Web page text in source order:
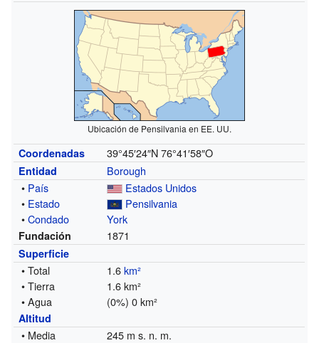
Ubicación de Pensilvania en EE. UU.
Coordenadas 39°45′24″N 76°41′58″O
Entidad
Borough
• País
Estados Unidos
• Estado
Pensilvania
•Condado York
Fundación 1871
Superficie
• Total 1.6km²
• Tierra
1.6 km²
• Agua
(0%) 0 km²
Altitud
• Media 245 m s. n. m.